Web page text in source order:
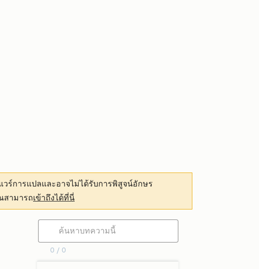
ร์การแปลและอาจไม่ได้รับการพิสูจน์อักษร
สามารถเข้าถึงได้ที่นี่
0 / 0